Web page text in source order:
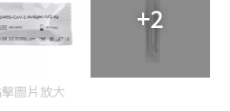
+2
圖片放大